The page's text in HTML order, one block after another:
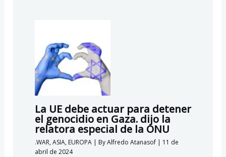
La UE debe actuar para detener
el genocidio en Gaza. dijo la
relatora especial de la ONU
.WAR,ASIA, EUROPA| ByAlfredo Atanasof
11 de
abril de 2024